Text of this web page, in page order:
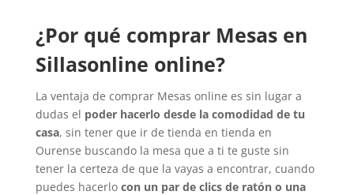
¿Por qué comprar Mesas en
Sillasonline online?
La ventaja de comprar Mesas online es sin lugar a
dudas el poder hacerlo desde la comodidad de tu
casa, sin tener que ir de tienda en tienda en
Ourense buscando la mesa que a ti te guste sin
tener la certeza de que la vayas a encontrar, cuando
puedes hacerlo con un par de clics de ratón o una